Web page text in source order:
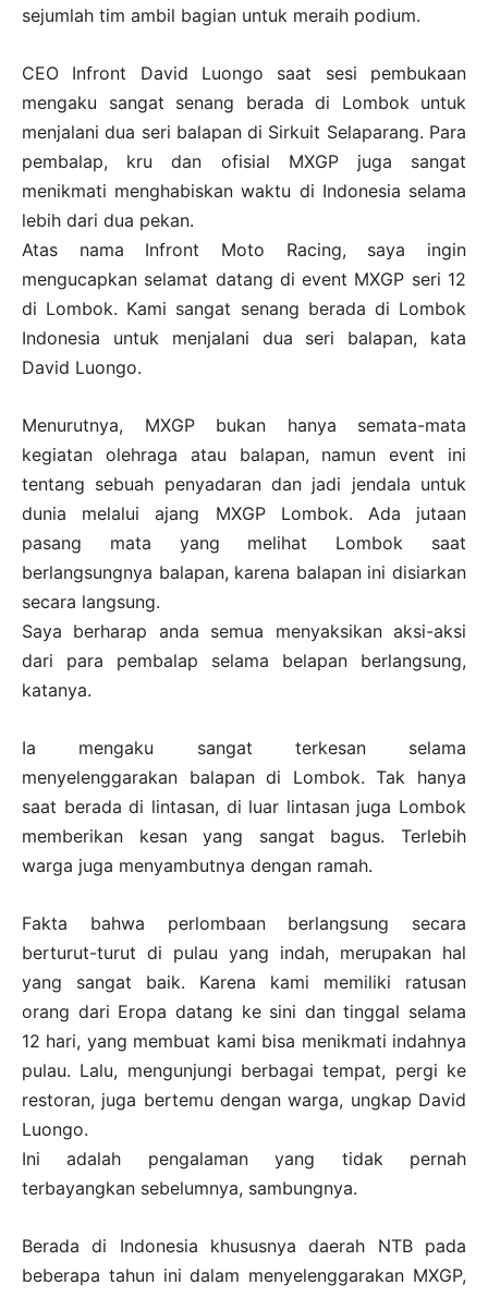
sejumlah tim ambil bagian untuk meraih podium.
CEO Infront David Luongo saat sesi pembukaan
mengaku sangat senang berada di Lombok untuk
menjalani dua seri balapan di Sirkuit Selaparang. Para
pembalap, kru dan ofisial MXGP juga sangat
menikmati menghabiskan waktu di Indonesia selama
lebih dari dua pekan.
Atas nama Infront Moto Racing, saya ingin
mengucapkan selamat datang di event MXGP seri 12
di Lombok. Kami sangat senang berada di Lombok
Indonesia untuk menjalani dua seri balapan, kata
David Luongo.
Menurutnya, MXGP bukan hanya semata-mata
kegiatan olehraga atau balapan, namun event ini
tentang sebuah penyadaran dan jadi jendala untuk
dunia melalui ajang MXGP Lombok. Ada jutaan
pasang mata yang melihat Lombok saat
berlangsungnya balapan, karena balapan ini disiarkan
secara langsung.
Saya berharap anda semua menyaksikan aksi-aksi
dari para pembalap selama belapan berlangsung,
katanya.
Ia mengaku sangat terkesan selama
menyelenggarakan balapan di Lombok. Tak hanya
saat berada di lintasan, di luar lintasan juga Lombok
memberikan kesan yang sangat bagus. Terlebih
warga juga menyambutnya dengan ramah.
Fakta bahwa perlombaan berlangsung secara
berturut-turut di pulau yang indah, merupakan hal
yang sangat baik. Karena kami memiliki ratusan
orang dari Eropa datang ke sini dan tinggal selama
12 hari, yang membuat kami bisa menikmati indahnya
pulau. Lalu, mengunjungi berbagai tempat, pergi ke
restoran, juga bertemu dengan warga, ungkap David
Luongo.
Ini adalah pengalaman yang tidak pernah
terbayangkan sebelumnya, sambungnya.
Berada di Indonesia khususnya daerah NTB pada
beberapa tahun ini dalam menyelenggarakan MXGP,